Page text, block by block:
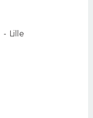
- Lille